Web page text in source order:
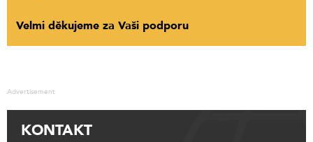
Velmi děkujeme za Vaši podporu
Advertisement
KONTAKT